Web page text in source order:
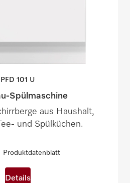
PFD 101 U
Spülmaschine
aus Haushalt,
und Spülküchen.
Produktdatenblatt
Details